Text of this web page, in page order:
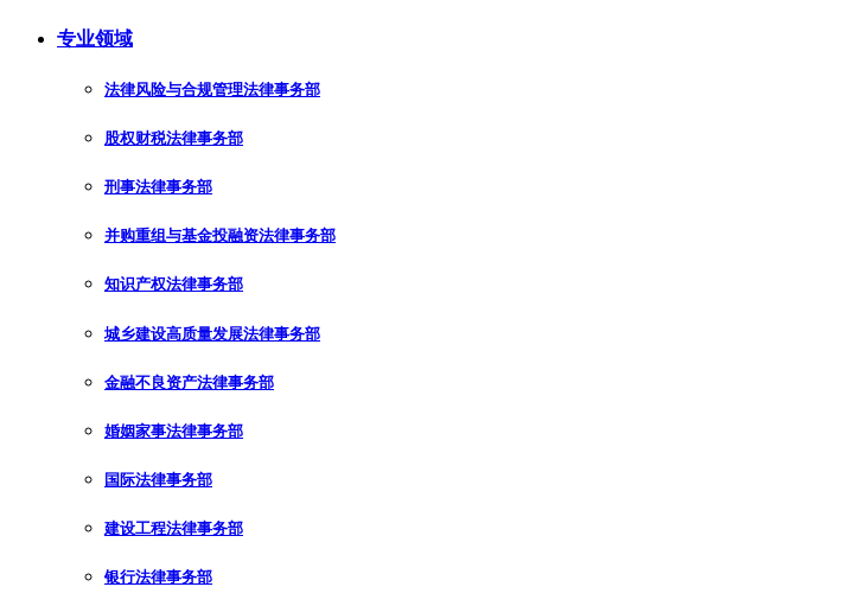
专业领域
法律风险与合规管理法律事务部
股权财税法律事务部
刑事法律事务部
并购重组与基金投融资法律事务部
知识产权法律事务部
城乡建设高质量发展法律事务部
金融不良资产法律事务部
婚姻家事法律事务部
国际法律事务部
建设工程法律事务部
银行法律事务部